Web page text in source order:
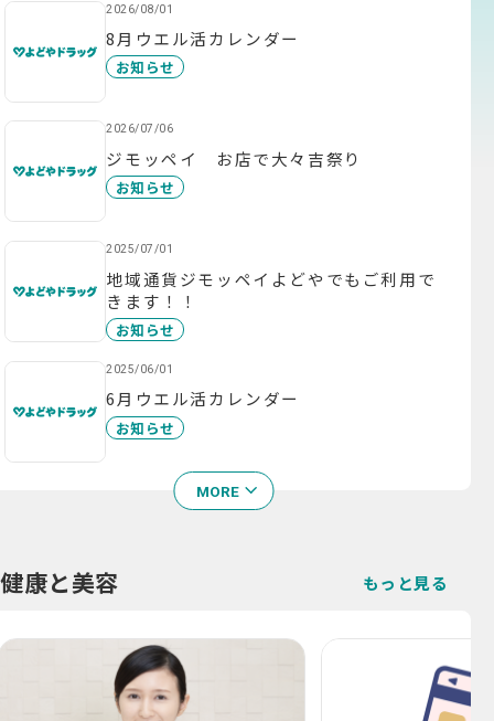
2026/08/01
8月ウエル活カレンダー
お知らせ
2026/07/06
ジモッペイ お店で大々吉祭り
お知らせ
2025/07/01
地域通貨ジモッペイよどやでもご利用で
きます！！
お知らせ
2025/06/01
6月ウエル活カレンダー
お知らせ
MORE
健康と美容 もっと見る